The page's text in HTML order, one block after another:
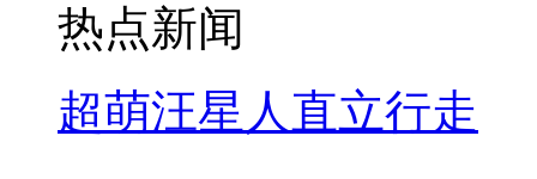
热点新闻
超萌汪星人直立行走